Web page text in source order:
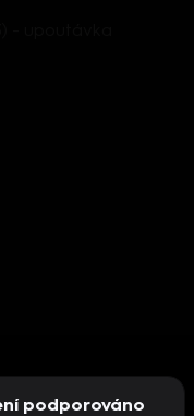
podporováno